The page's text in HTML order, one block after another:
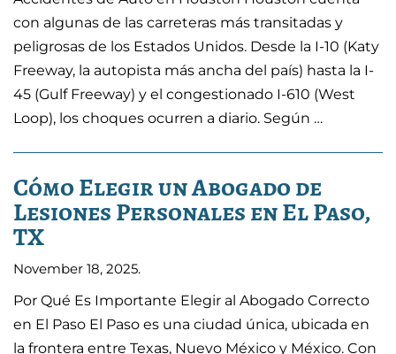
con algunas de las carreteras más transitadas y
peligrosas de los Estados Unidos. Desde la I-10 (Katy
Freeway, la autopista más ancha del país) hasta la I-
45 (Gulf Freeway) y el congestionado I-610 (West
Loop), los choques ocurren a diario. Según …
Cómo Elegir un Abogado de
Lesiones Personales en El Paso,
TX
November 18, 2025.
Por Qué Es Importante Elegir al Abogado Correcto
en El Paso El Paso es una ciudad única, ubicada en
la frontera entre Texas, Nuevo México y México. Con